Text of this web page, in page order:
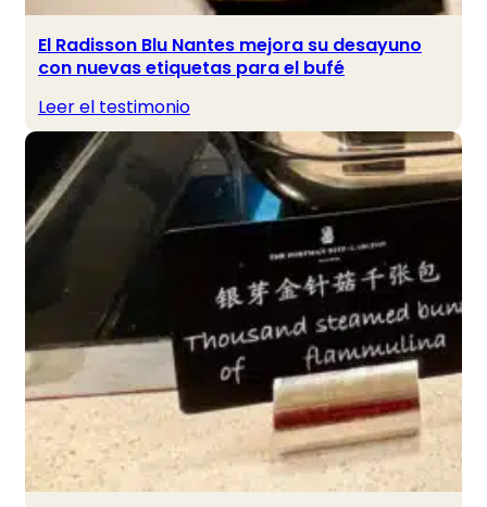
El Radisson Blu Nantes mejora su desayuno
con nuevas etiquetas para el bufé
Leer el testimonio